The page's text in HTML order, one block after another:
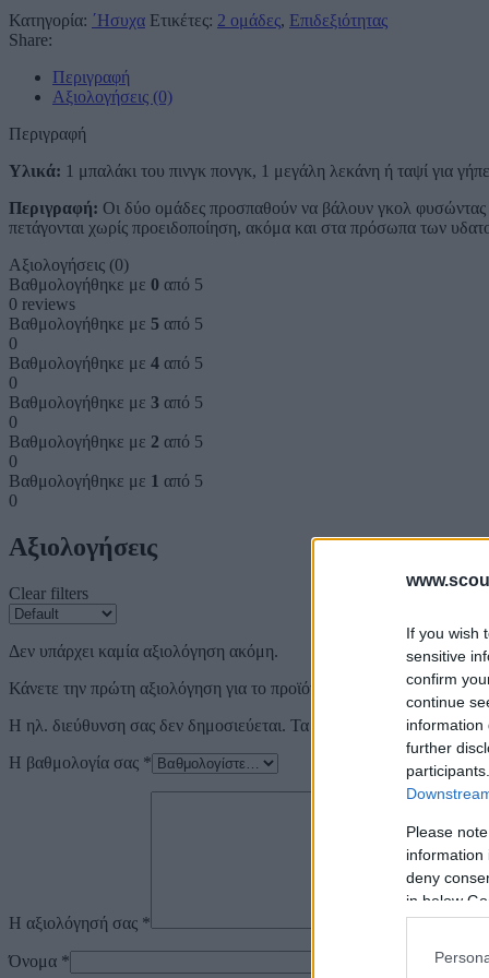
If you wish
sensitive
confirm
continue
information
further
Please
information
deny
in below
Κατηγορία: ΄Ησυχα Ετικέτες: 2 ομάδες, Επιδεξιότητας
Share:
Περιγραφή
Αξιολογήσεις (0)
Περιγραφή
Υλικά: 1 μπαλάκι του πινγκ πονγκ, 1 μεγάλη λεκάνη ή ταψί για
Περιγραφή: Οι δύο ομάδες προσπαθούν να βάλουν γκολ φυσώντας
πετάγονται χωρίς προειδοποίηση, ακόμα και στα πρόσωπα των
Αξιολογήσεις (0)
Βαθμολογήθηκε με 0 από 5
0 reviews
Βαθμολογήθηκε με 5 από 5
0
Βαθμολογήθηκε με 4 από 5
0
Βαθμολογήθηκε με 3 από 5
0
Βαθμολογήθηκε με 2 από 5
0
Βαθμολογήθηκε με 1 από 5
0
Αξιολογήσεις
Clear filters
Δεν υπάρχει καμία αξιολόγηση ακόμη.
Κάνετε την πρώτη αξιολόγηση για το προϊόν: “ΦΥΣΗΤΟ WATER
Η ηλ. διεύθυνση σας δεν δημοσιεύεται. Τα υποχρεωτικά πεδία
Η βαθμολογία σας *
Η αξιολόγησή σας *
Όνομα *